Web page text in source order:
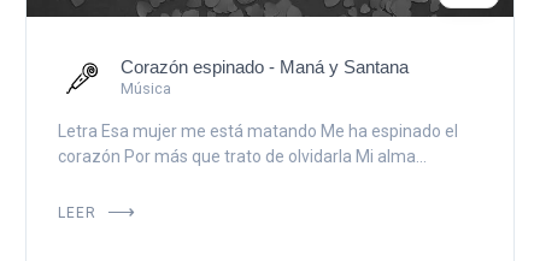
Corazón espinado - Maná y Santana
Música
Letra Esa mujer me está matando Me ha espinado el
corazón Por más que trato de olvidarla Mi alma...
LEER